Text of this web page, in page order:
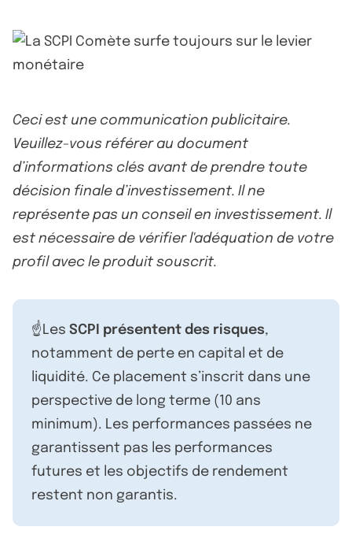
Ceci est une communication publicitaire.
Veuillez-vous référer au document
d’informations clés avant de prendre toute
décision finale d’investissement. Il ne
représente pas un conseil en investissement. Il
est nécessaire de vérifier l'adéquation de votre
profil avec le produit souscrit.
☝️Les SCPI présentent des risques,
notamment de perte en capital et de
liquidité. Ce placement s’inscrit dans une
perspective de long terme (10 ans
minimum). Les performances passées ne
garantissent pas les performances
futures et les objectifs de rendement
restent non garantis.